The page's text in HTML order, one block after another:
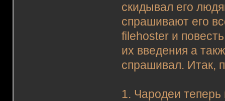
скидывал его
спрашивают его
filehoster и
их введения а
спрашивал. Итак,
1. Чародеи